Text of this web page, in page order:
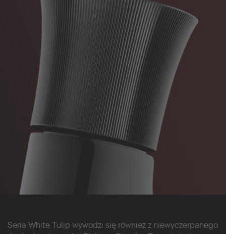
Seria White Tulip wywodzi się również z niewyczerpanego